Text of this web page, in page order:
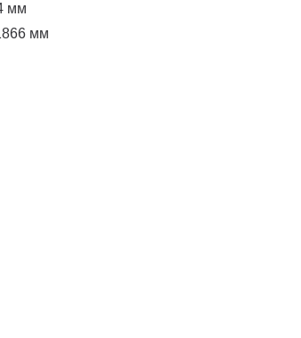
мм
мм